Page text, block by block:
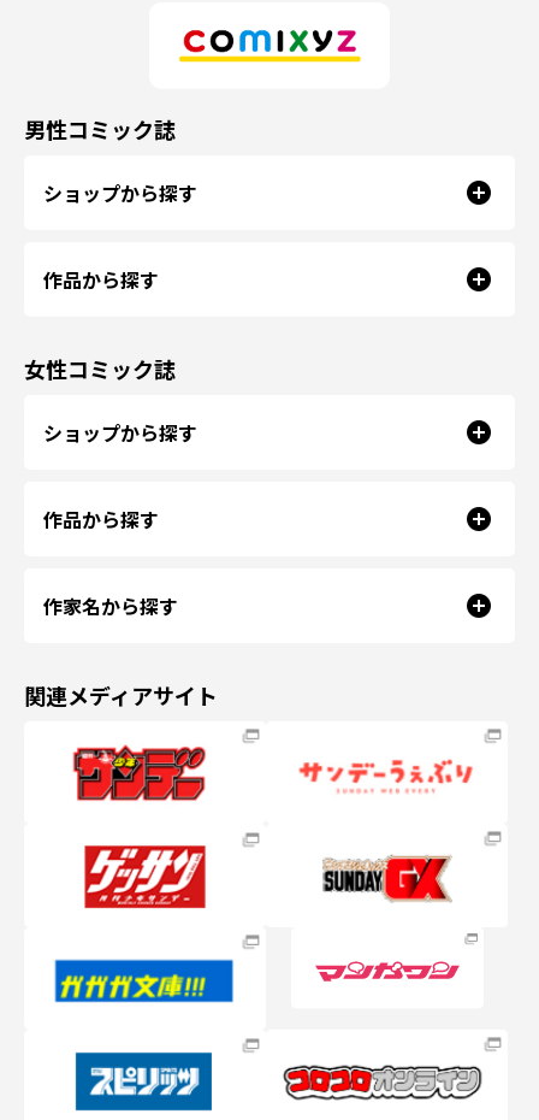
男性コミック誌
ショップから探す
作品から探す
女性コミック誌
ショップから探す
作品から探す
作家名から探す
関連メディアサイト